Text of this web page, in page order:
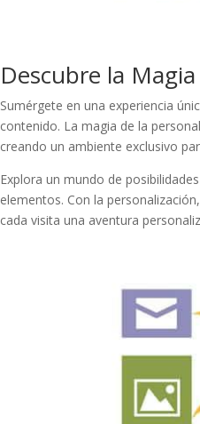
Descubre ​la
Sumérgete ​en una experiencia
contenido. La ‍magia de la
creando ‍un ambiente exclusivo
Explora ‌un mundo ​de
elementos. Con la​
cada visita una aventura